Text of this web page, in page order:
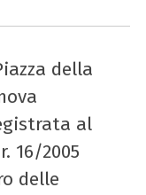
della
al
16/2005
delle